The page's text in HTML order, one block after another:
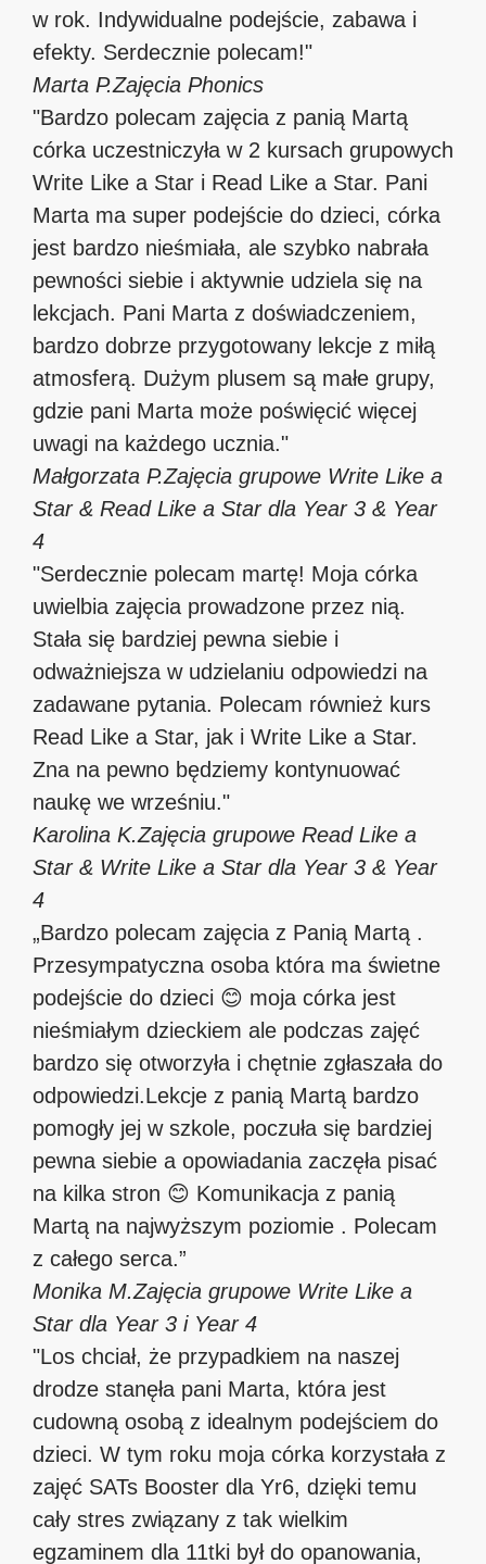
w rok. Indywidualne podejście, zabawa i
efekty. Serdecznie polecam!"
Marta P.Zajęcia Phonics
"Bardzo polecam zajęcia z panią Martą
córka uczestniczyła w 2 kursach grupowych
Write Like a Star i Read Like a Star. Pani
Marta ma super podejście do dzieci, córka
jest bardzo nieśmiała, ale szybko nabrała
pewności siebie i aktywnie udziela się na
lekcjach. Pani Marta z doświadczeniem,
bardzo dobrze przygotowany lekcje z miłą
atmosferą. Dużym plusem są małe grupy,
gdzie pani Marta może poświęcić więcej
uwagi na każdego ucznia."
Małgorzata P.Zajęcia grupowe Write Like a
Star & Read Like a Star dla Year 3 & Year
4
"Serdecznie polecam martę! Moja córka
uwielbia zajęcia prowadzone przez nią.
Stała się bardziej pewna siebie i
odważniejsza w udzielaniu odpowiedzi na
zadawane pytania. Polecam również kurs
Read Like a Star, jak i Write Like a Star.
Zna na pewno będziemy kontynuować
naukę we wrześniu."
Karolina K.Zajęcia grupowe Read Like a
Star & Write Like a Star dla Year 3 & Year
4
„Bardzo polecam zajęcia z Panią Martą .
Przesympatyczna osoba która ma świetne
podejście do dzieci 😊 moja córka jest
nieśmiałym dzieckiem ale podczas zajęć
bardzo się otworzyła i chętnie zgłaszała do
odpowiedzi.Lekcje z panią Martą bardzo
pomogły jej w szkole, poczuła się bardziej
pewna siebie a opowiadania zaczęła pisać
na kilka stron 😊 Komunikacja z panią
Martą na najwyższym poziomie . Polecam
z całego serca.”
Monika M.Zajęcia grupowe Write Like a
Star dla Year 3 i Year 4
"Los chciał, że przypadkiem na naszej
drodze stanęła pani Marta, która jest
cudowną osobą z idealnym podejściem do
dzieci. W tym roku moja córka korzystała z
zajęć SATs Booster dla Yr6, dzięki temu
cały stres związany z tak wielkim
egzaminem dla 11tki był do opanowania,